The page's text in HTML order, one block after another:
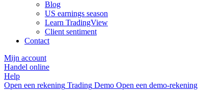
Blog
US earnings season
Learn TradingView
Client sentiment
Contact
Mijn account
Handel online
Help
Open een rekening Trading Demo Open een demo-rekening